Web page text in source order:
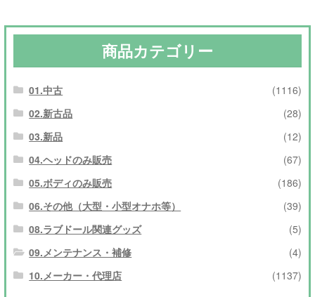
商品カテゴリー
01.中古
(1116)
02.新古品
(28)
03.新品
(12)
04.ヘッドのみ販売
(67)
05.ボディのみ販売
(186)
06.その他（大型・小型オナホ等）
(39)
08.ラブドール関連グッズ
(5)
09.メンテナンス・補修
(4)
10.メーカー・代理店
(1137)